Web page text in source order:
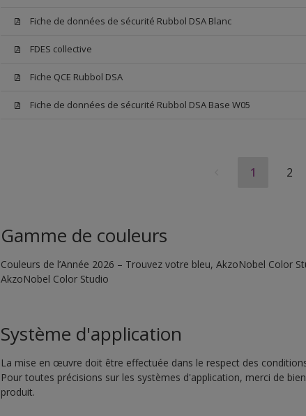
Fiche de données de sécurité Rubbol DSA Blanc
FDES collective
Fiche QCE Rubbol DSA
Fiche de données de sécurité Rubbol DSA Base W05
1 2
Gamme de couleurs
Couleurs de l’Année 2026 – Trouvez votre bleu, AkzoNobel Color
AkzoNobel Color Studio
Système d'application
La mise en œuvre doit être effectuée dans le respect des
Pour toutes précisions sur les systèmes d'application, merci de
produit.